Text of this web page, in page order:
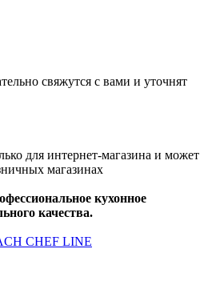
свяжутся с вами и уточнят
для интернет-магазина и может
магазинах
кухонное
качества.
CHEF LINE